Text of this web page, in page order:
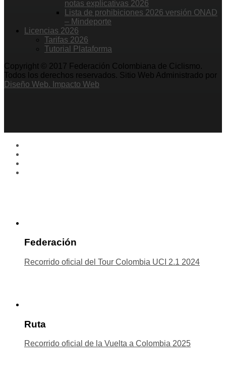
notas explicativas 2026
Lista de prohibiciones 2026 versión ONAD
– Mindeporte
Licencias 2026
Tarifas 2026
Tutorial Plataforma
Copyright © 2017 Federación Colombiana de Ciclismo.
Todos los derechos reservados. Sitio Web Administrado por
Diseño Web. Impacto Web
Federación
Recorrido oficial del Tour Colombia UCI 2.1 2024
Ruta
Recorrido oficial de la Vuelta a Colombia 2025